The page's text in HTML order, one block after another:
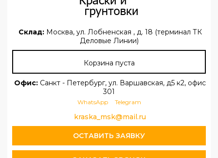
Склад:Москва, ул. Лобненская , д. 18 (терминал ТК
Деловые Линии)
Корзина пуста
Офис: Санкт - Петербург, ул. Варшавская, д5 к2, офис
301
WhatsApp Telegram
kraska_msk@mail.ru
ОСТАВИТЬ ЗАЯВКУ